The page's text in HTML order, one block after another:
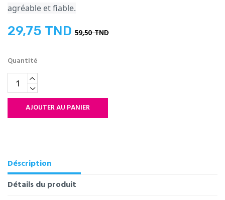
agréable et fiable.
29,75 TND 59,50 TND
Quantité
AJOUTER AU PANIER
Déscription
Détails du produit